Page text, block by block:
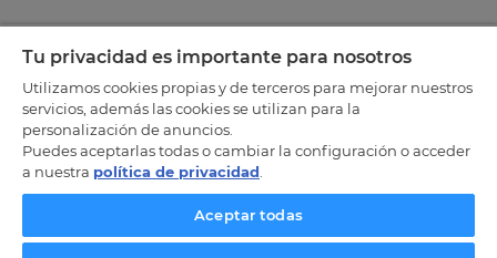
Tu privacidad es importante para nosotros
Utilizamos cookies propias y de terceros para mejorar nuestros
servicios, además las cookies se utilizan para la
personalización de anuncios.
Puedes aceptarlas todas o cambiar la configuración o acceder
a nuestra política de privacidad
Aceptar todas